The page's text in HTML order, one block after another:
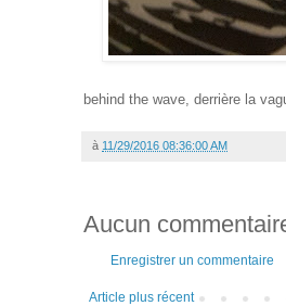
behind the wave, derrière la
à 11/29/2016 08:36:00 AM
Aucun
Enregistrer un commentaire
Article plus récent